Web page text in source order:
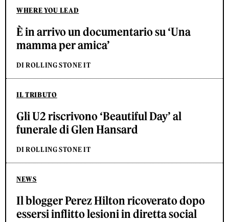
WHERE YOU LEAD
È in arrivo un documentario su ‘Una
mamma per amica’
DI ROLLING STONE IT
IL TRIBUTO
Gli U2 riscrivono ‘Beautiful Day’ al
funerale di Glen Hansard
DI ROLLING STONE IT
NEWS
Il blogger Perez Hilton ricoverato dopo
essersi inflitto lesioni in diretta social